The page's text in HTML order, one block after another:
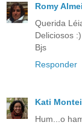
Romy
Querida
Deliciosos :)
Bjs
Responder
Kati
Hum...o